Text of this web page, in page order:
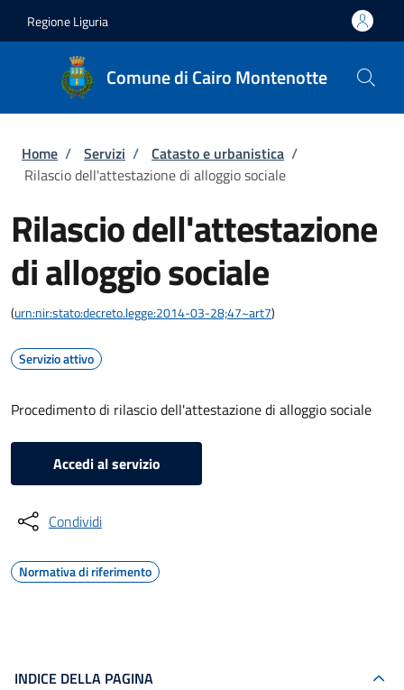
Regione Liguria
Comune di Cairo Montenotte
Briciole di pane
Home / Servizi / Catasto e urbanistica /
Rilascio dell'attestazione di alloggio sociale
Rilascio dell'attestazione
di alloggio sociale
(urn:nir:stato:decreto.legge:2014-03-28;47~art7)
Servizio attivo
Procedimento di rilascio dell'attestazione di alloggio sociale
Accedi al servizio
Condividi
Normativa di riferimento
INDICE DELLA PAGINA